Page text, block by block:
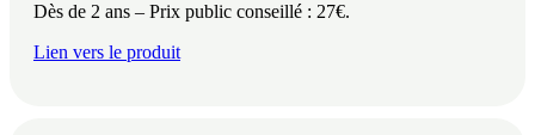
Dès de 2 ans – Prix public conseillé : 27€.
Lien vers le produit